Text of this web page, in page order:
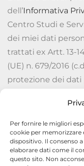
Per fornire le migliori
cookie per memorizzare
dispositivo. Il consenso
elaborare dati come il
questo sito. Non
dell’Informativa
Centro Studi e
dei miei dati
trattati ex Artt. 13-
(UE) n. 679/2016
protezione dei dati